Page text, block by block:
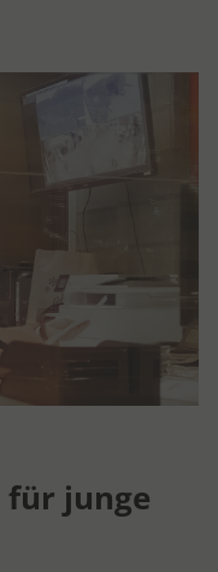
junge